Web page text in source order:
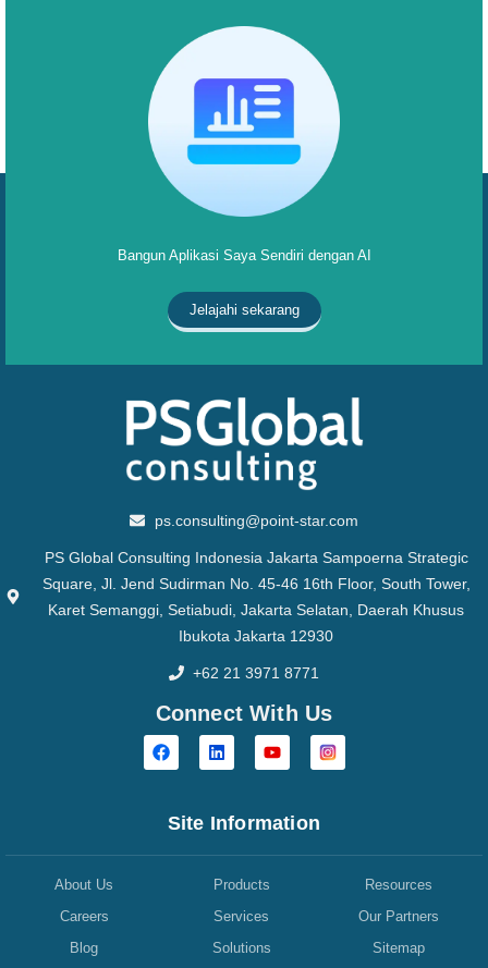
Bangun Aplikasi Saya Sendiri dengan AI
Jelajahi sekarang
ps.consulting@point-star.com
PS Global Consulting Indonesia Jakarta Sampoerna Strategic
Square, Jl. Jend Sudirman No. 45-46 16th Floor, South Tower,
Karet Semanggi, Setiabudi, Jakarta Selatan, Daerah Khusus
Ibukota Jakarta 12930
+62 21 3971 8771
Connect With Us
Site Information
About Us
Careers
Blog
Products
Services
Solutions
Resources
Our Partners
Sitemap